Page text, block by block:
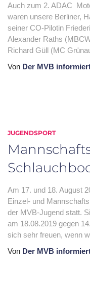
Auch zum 2. ADAC
waren unsere Berliner,
seiner CO-Pilotin
Alexander Raths
Richard Güll (MC
Von Der MVB
JUGENDSPORT
Am 17. und 18. August
Einzel- und
der MVB-Jugend statt.
am 18.08.2019 gegen
sich sehr freuen, wenn
Von Der MVB